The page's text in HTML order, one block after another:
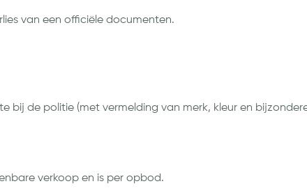
van een officiële documenten.
bij de politie (met vermelding van merk, kleur en
verkoop en is per opbod.